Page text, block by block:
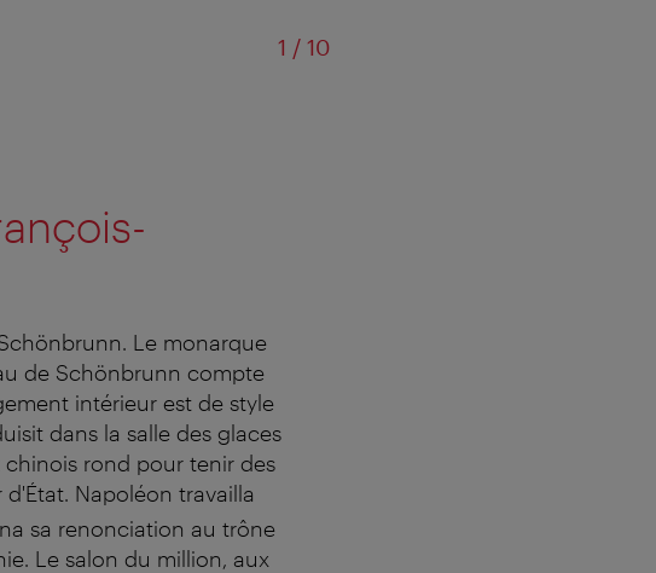
1 /sur
10
Le monarque
de Schönbrunn compte
intérieur est de style
dans la salle des glaces
rond pour tenir des
Napoléon travailla
sa renonciation au trône
Le salon du million, aux